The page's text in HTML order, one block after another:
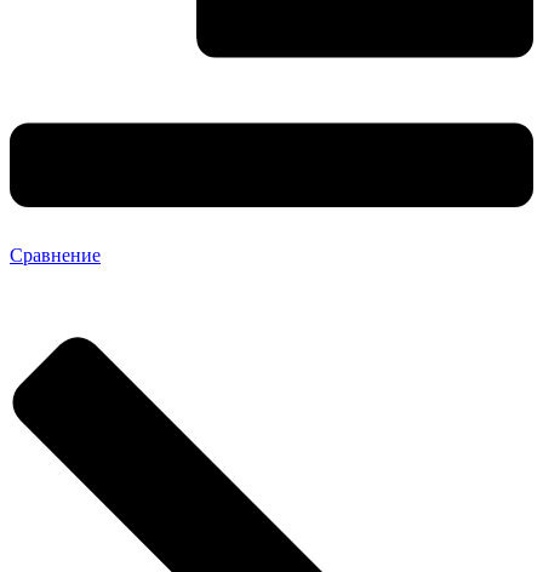
Сравнение